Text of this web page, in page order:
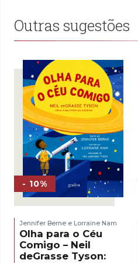
Outras sugestões
- 10%
Jennifer Berne e Lorraine Nam
Olha para o Céu
Comigo – Neil
deGrasse Tyson: